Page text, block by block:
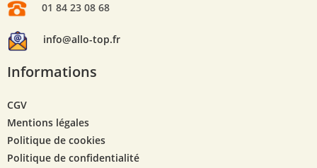
01 84 23 08 68
info@allo-top.fr
Informations
CGV
Mentions légales
Politique de cookies
Politique de confidentialité